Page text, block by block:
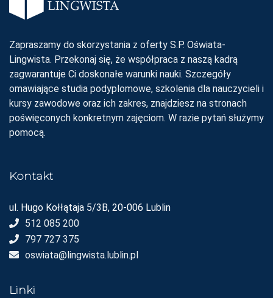
Zapraszamy do skorzystania z oferty S.P. Oświata-
Lingwista. Przekonaj się, że współpraca z naszą kadrą
zagwarantuje Ci doskonałe warunki nauki. Szczegóły
omawiające studia podyplomowe, szkolenia dla nauczycieli i
kursy zawodowe oraz ich zakres, znajdziesz na stronach
poświęconych konkretnym zajęciom. W razie pytań służymy
pomocą.
Kontakt
ul. Hugo Kołłątaja 5/3B, 20-006 Lublin
512 085 200
797 727 375
oswiata@lingwista.lublin.pl
Linki